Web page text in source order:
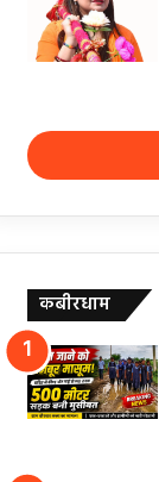
कबीरधाम